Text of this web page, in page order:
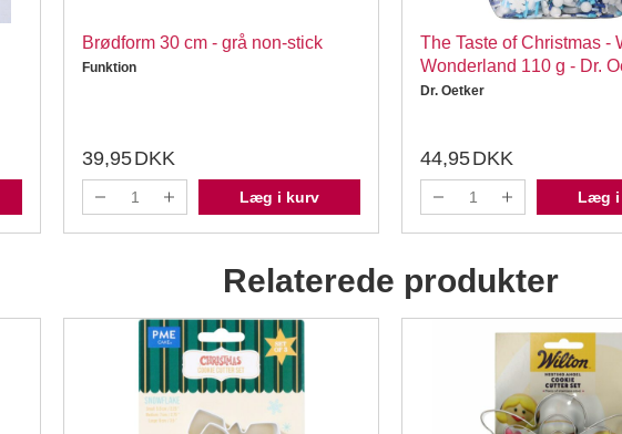
Brødform 30 cm - grå non-stick
Funktion
39,95DKK
Læg i kurv
The Taste of Christmas -
Wonderland 110 g - Dr.
Dr. Oetker
44,95DKK
Læg i
Relaterede produkter